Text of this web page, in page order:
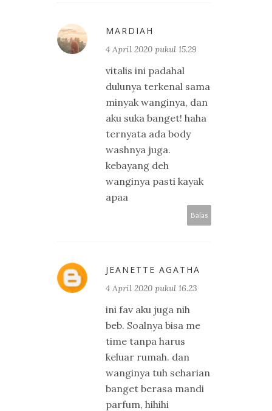
MARDIAH
4 April 2020 pukul 15.29
vitalis ini padahal
dulunya terkenal sama
minyak wanginya, dan
aku suka banget! haha
ternyata ada body
washnya juga.
kebayang deh
wanginya pasti kayak
apaa
Balas
JEANETTE AGATHA
4 April 2020 pukul 16.23
ini fav aku juga nih
beb. Soalnya bisa me
time tanpa harus
keluar rumah. dan
wanginya tuh seharian
banget berasa mandi
parfum, hihihi